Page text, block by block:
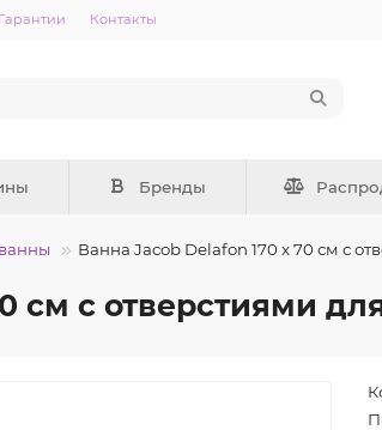
Контакты
Бренды
Ванна Jacob Delafon 170 х 70 см с
см с отверстиями